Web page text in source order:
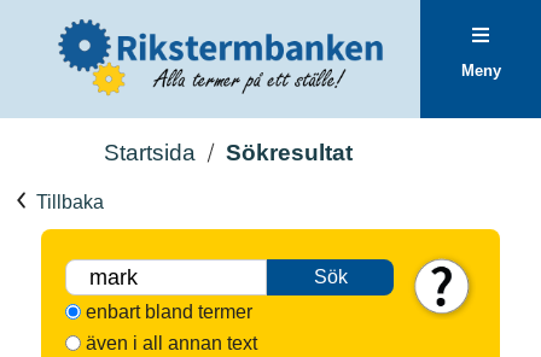
Meny
Startsida Sökresultat
Tillbaka
Sök
enbart bland termer
även i all annan text